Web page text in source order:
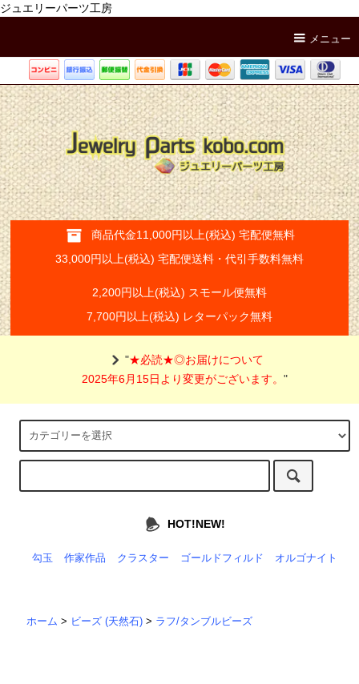
ジュエリーパーツ工房
メニュー
商品代金11,000円以上(税込) 宅配便無料
33,000円以上(税込) 宅配便送料・代引手数料無料
2,200円以上(税込) スモール便無料
7,700円以上(税込) レターパック無料
"★必読★◎お届けについて
2025年6月15日より変更がございます。"
HOT!NEW!
勾玉 作家作品 クラスター ゴールドフィルド オルゴナイト
ホーム > ビーズ (天然石) > ラフ/タンブルビーズ